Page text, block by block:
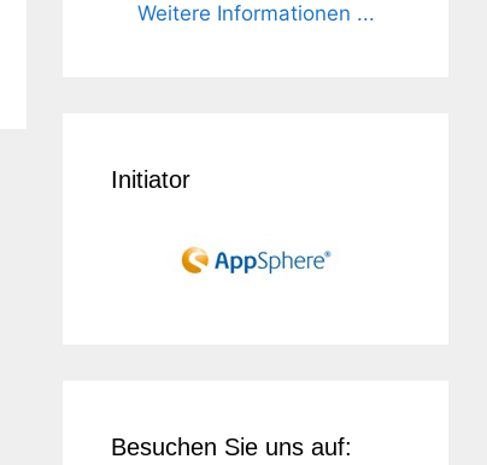
Weitere Informationen ...
Initiator
Besuchen Sie uns auf: